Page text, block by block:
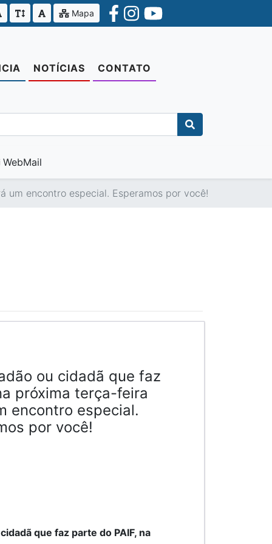
Mapa
NOTÍCIAS CONTATO
WebMail
encontro especial. Esperamos por você!
ou cidadã que faz
próxima terça-feira
encontro especial.
por você!
que faz parte do PAIF, na